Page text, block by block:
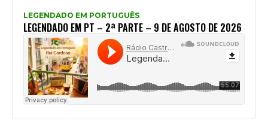
LEGENDADO EM PORTUGUÊS
LEGENDADO EM PT – 2ª PARTE – 9 DE AGOSTO DE 2026